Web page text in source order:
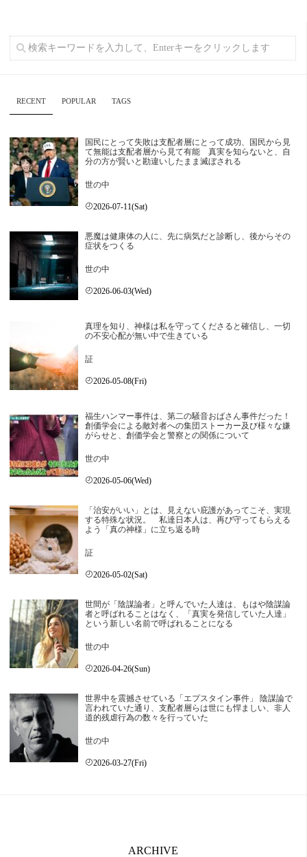
RECENT POPULAR TAGS
国民にとって失敗は支配者層にとって成功、国民から見
て無能は支配者層から見て有能 真実を知らないと、自
分の方が賢いと勘違いしたまま滅ぼされる
世の中
2026-07-11(Sat)
悪魔は健康体の人に、先に病気だと診断し、後からその
症状をつくる
世の中
2026-06-03(Wed)
真理を知り、神様は私を守ってくださると確信し、一切
の不安心配が無い中で生きている
証
2026-05-08(Fri)
福生ハンマー事件は、第二の騒音おばさん事件だった！
創価学会による敵対者への集団ストーカー及び様々な嫌
がらせと、創価学会と警察との関係について
世の中
2026-05-06(Wed)
「治安がいい」とは、見えない庇護があってこそ、実現
する特殊な状況。 私達日本人は、再び守ってもらえる
よう「真の神様」に立ち返る時
証
2026-05-02(Sat)
世間が「陰謀論者」と呼んでいた人達は、もはや陰謀論
者と呼ばれることはなく、「真実を発信していた人達」
という新しい名前で呼ばれることになる
世の中
2026-04-26(Sun)
世界中を震撼させている「エプスタイン事件」 陰謀論で
言われていた通り、支配者層らは世にも悍ましい、非人
道的残虐行為の数々を行っていた
世の中
2026-03-27(Fri)
ARCHIVE